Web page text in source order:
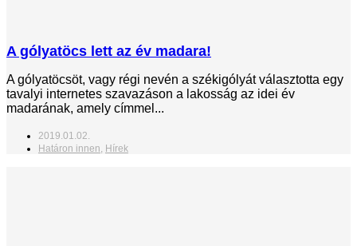
A gólyatöcs lett az év madara!
A gólyatöcsöt, vagy régi nevén a székigólyát választotta egy
tavalyi internetes szavazáson a lakosság az idei év
madarának, amely címmel...
2019.01.02.
Határon innen, Hírek